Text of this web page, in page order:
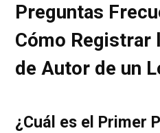
Preguntas
Cómo Registrar
de Autor de un
¿Cuál es el Primer